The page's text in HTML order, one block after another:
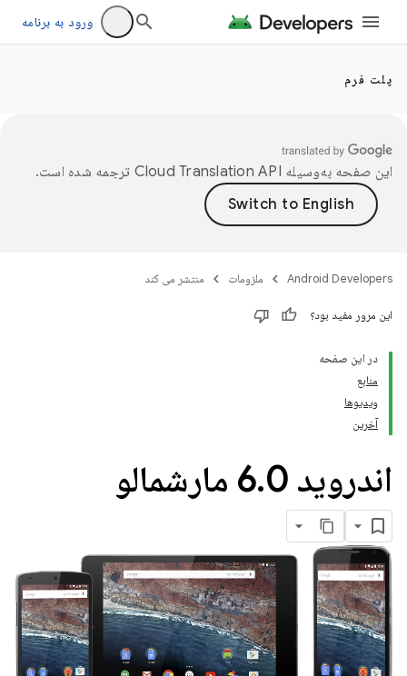
ورود به برنامه
پلت فرم
این صفحه به‌وسیله ترجمه شده است.
Android Developers ملزومات منتشر می کند
این مرور مفید بود؟
در این صفحه
منابع
ویدیوها
آخرین
اندروید 6 .0 مارشمالو